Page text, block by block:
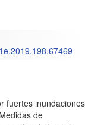
fuertes inundaciones
de